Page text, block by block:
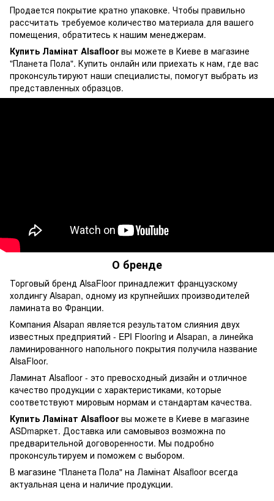
Продается покрытие кратно упаковке. Чтобы правильно
рассчитать требуемое количество материала для вашего
помещения, обратитесь к нашим менеджерам.
Купить Ламінат Alsafloorвы можете в Киеве в магазине
"Планета Пола". Купить онлайн или приехать к нам, где вас
проконсультируют наши специалисты, помогут выбрать из
представленных образцов.
О бренде
Торговый бренд AlsaFloor принадлежит французскому
холдингу Alsapan, одному из крупнейших производителей
ламината во Франции.
Компания Alsapan является результатом слияния двух
известных предприятий - EPI Flooring и Alsapan, а линейка
ламинированного напольного покрытия получила название
AlsaFloor.
Ламинат Alsafloor - это превосходный дизайн и отличное
качество продукции с характеристиками, которые
соответствуют мировым нормам и стандартам качества.
Купить Ламінат Alsafloorвы можете в Киеве в магазине
ASDmаркет. Доставка или самовывоз возможна по
предварительной договоренности. Мы подробно
проконсультируем и поможем с выбором.
В магазине "Планета Пола" на Ламінат Alsafloor всегда
актуальная цена и наличие продукции.